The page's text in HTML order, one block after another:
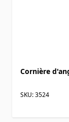
Cornière
SKU: 3524